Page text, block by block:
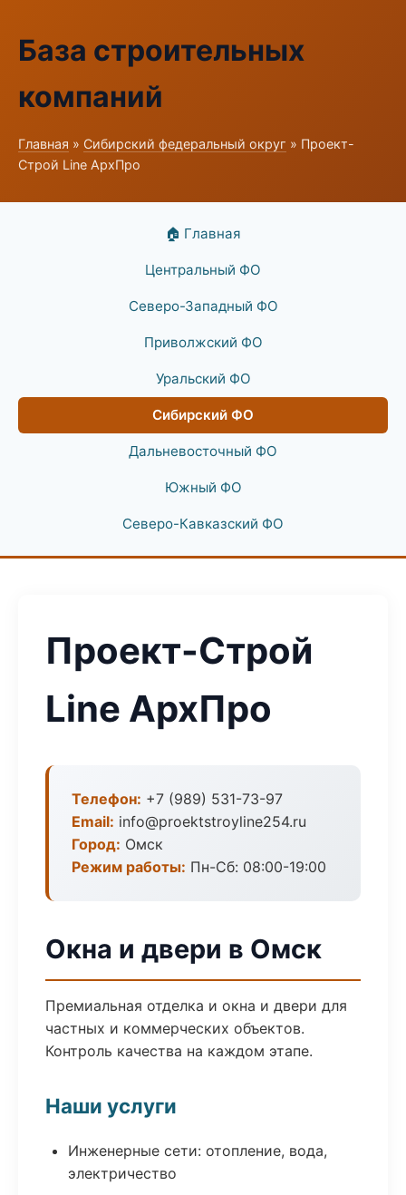
База строительных
компаний
Главная » Сибирский федеральный округ » Проект-
Строй Line АрхПро
🏠 Главная
Центральный ФО
Северо-Западный ФО
Приволжский ФО
Уральский ФО
Сибирский ФО
Дальневосточный ФО
Южный ФО
Северо-Кавказский ФО
Проект-Строй
Line АрхПро
Телефон: +7 (989) 531-73-97
Email: info@proektstroyline254.ru
Город: Омск
Режим работы: Пн-Сб: 08:00-19:00
Окна и двери в Омск
Премиальная отделка и окна и двери для
частных и коммерческих объектов.
Контроль качества на каждом этапе.
Наши услуги
Инженерные сети: отопление, вода,
электричество